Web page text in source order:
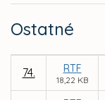
Ostatné
74. RTF
18,22 KB